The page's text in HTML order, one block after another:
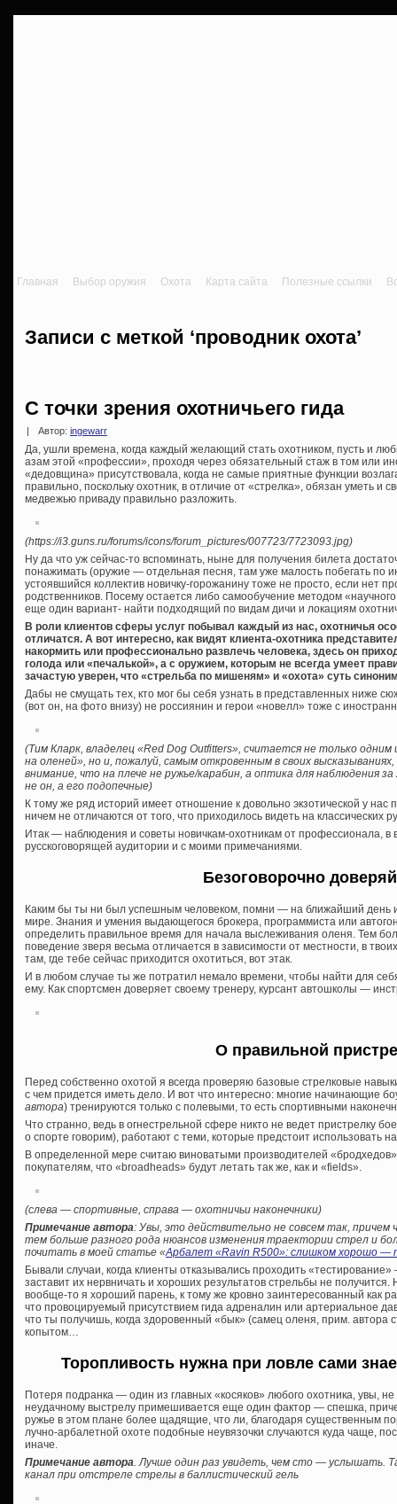
Главная Выбор оружия Охота Карта сайта Полезные ссылки
Записи с меткой ‘проводник охота’
С точки зрения охотничьего гида
Автор: ingewarr
Да, ушли времена, когда каждый желающий стать охотником, пусть и
азам этой «профессии», проходя через обязательный стаж в том или
«дедовщина» присутствовала, когда не самые приятные функции
правильно, поскольку охотник, в отличие от «стрелка», обязан уметь и
медвежью приваду правильно разложить.
(https://i3.guns.ru/forums/icons/forum_pictures/007723/7723093.jpg)
Ну да что уж сейчас-то вспоминать, ныне для получения билета
понажимать (оружие — отдельная песня, там уже малость побегать по
устоявшийся коллектив новичку-горожанину тоже не просто, если нет
родственников. Посему остается либо самообучение методом «научного
еще один вариант- найти подходящий по видам дичи и локациям
В роли клиентов сферы услуг побывал каждый из нас, охотничья
отличатся. А вот интересно, как видят клиента-охотника
накормить или профессионально развлечь человека, здесь он
голода или «печалькой», а с оружием, которым не всегда умеет
зачастую уверен, что «стрельба по мишеням» и «охота» суть
Дабы не смущать тех, кто мог бы себя узнать в представленных ниже
(вот он, на фото внизу) не россиянин и герои «новелл» тоже с
(Тим Кларк, владелец «Red Dog Outfitters», считается не только
на оленей», но и, пожалуй, самым откровенным в своих
внимание, что на плече не ружье/карабин, а оптика для наблюдения
не он, а его подопечные)
К тому же ряд историй имеет отношение к довольно экзотической у нас
ничем не отличаются от того, что приходилось видеть на классических
Итак — наблюдения и советы новичкам-охотникам от профессионала, в
русскоговорящей аудитории и с моими примечаниями.
Безоговорочно
Каким бы ты ни был успешным человеком, помни — на ближайший день
мире. Знания и умения выдающегося брокера, программиста или
определить правильное время для начала выслеживания оленя. Тем
поведение зверя весьма отличается в зависимости от местности, в
там, где тебе сейчас приходится охотиться, вот этак.
И в любом случае ты же потратил немало времени, чтобы найти для
ему. Как спортсмен доверяет своему тренеру, курсант автошколы —
О правильной
Перед собственно охотой я всегда проверяю базовые стрелковые
с чем придется иметь дело. И вот что интересно: многие начинающие
автора) тренируются только с полевыми, то есть спортивными
Что странно, ведь в огнестрельной сфере никто не ведет пристрелку
о спорте говорим), работают с теми, которые предстоит использовать
В определенной мере считаю виноватыми производителей
покупателям, что «broadheads» будут летать так же, как и «fields».
(слева — спортивные, справа — охотничьи наконечники)
Примечание автора: Увы, это действительно не совсем так,
тем больше разного рода нюансов изменения траектории стрел и
почитать в моей статье «Арбалет «Ravin R500»: слишком хорошо —
Бывали случаи, когда клиенты отказывались проходить
заставит их нервничать и хороших результатов стрельбы не
вообще-то я хороший парень, к тому же кровно заинтересованный как
что провоцируемый присутствием гида адреналин или артериальное
что ты получишь, когда здоровенный «бык» (самец оленя, прим. автора
копытом…
Торопливость нужна при ловле сами
Потеря подранка — один из главных «косяков» любого охотника, увы,
неудачному выстрелу примешивается еще один фактор — спешка,
ружье в этом плане более щадящие, что ли, благодаря существенным
лучно-арбалетной охоте подобные неувязочки случаются куда чаще,
иначе.
Примечание автора. Лучше один раз увидеть, чем сто — услышать.
канал при отстреле стрелы в баллистический гель